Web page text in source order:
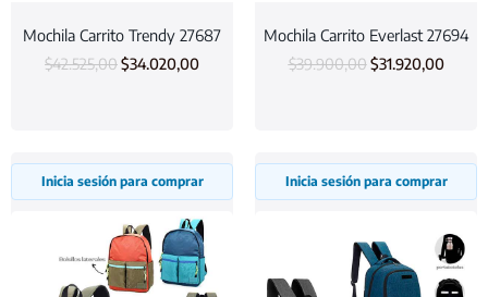
Mochila Carrito Trendy 27687
$42.525,00$34.020,00
Mochila Carrito Everlast 27694
$39.900,00 $31.920,00
Inicia sesión para comprar Inicia sesión para comprar